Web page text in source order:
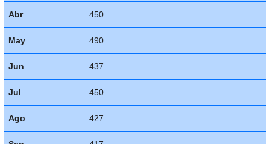
Abr 450
May 490
Jun 437
Jul 450
Ago 427